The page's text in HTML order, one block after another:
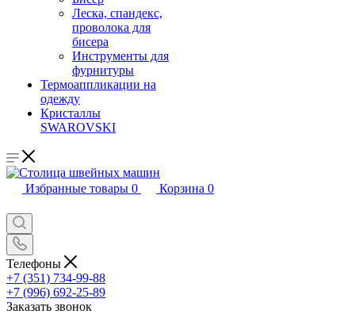
Леска, спандекс,
проволока для
бисера
Инструменты для
фурнитуры
Термоаппликации на
одежду
Кристаллы
SWAROVSKI
Избранные товары 0 Корзина 0
Телефоны
+7 (351) 734-99-88
+7 (996) 692-25-89
Заказать звонок